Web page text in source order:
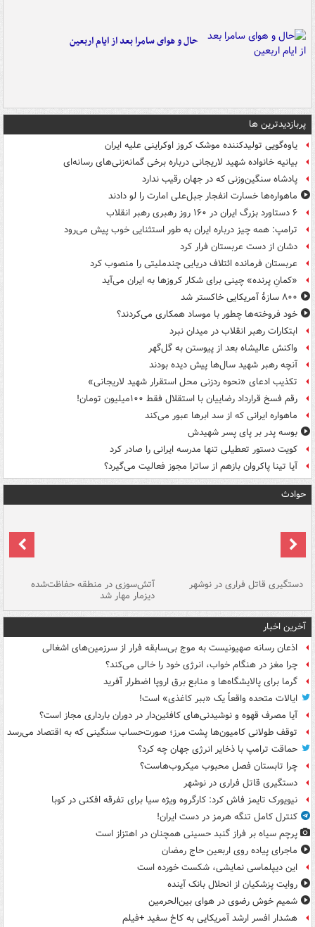
حال و هوای سامرا بعد از ایام اربعین
پربازدیدترین ها
یاوه‌گویی تولیدکننده موشک کروز اوکراینی علیه ایران
بیانیه خانواده شهید لاریجانی درباره برخی گمانه‌زنی‌های رسانه‌ای
پادشاه سنگین‌وزنی که در جهان رقیب ندارد
ماهواره‌ها خسارت انفجار جبل‌علی امارت را لو دادند
۶ دستاورد بزرگ ایران در ۱۶۰ روز رهبری رهبر انقلاب
ترامپ: همه چیز درباره ایران به طور استثنایی خوب پیش می‌رود
دشان از دست عربستان فرار کرد
عربستان فرمانده ائتلاف دریایی چندملیتی را منصوب کرد
«کمانِ پرنده» چینی برای شکار کروزها به ایران می‌آید
۸۰۰ سازۀ آمریکایی خاکستر شد
خود فروخته‌ها چطور با موساد همکاری می‌کردند؟
ابتکارات رهبر انقلاب در میدان نبرد
واکنش عالیشاه بعد از پیوستن به گل‌گهر
آنچه رهبر شهید سال‌ها پیش دیده بودند
تکذیب ادعای «نحوه ردزنی محل استقرار شهید لاریجانی»
رقم فسخ قرارداد رضاییان با استقلال فقط ۱۰۰میلیون تومان!
ماهواره ایرانی که از سد ابرها عبور می‌کند
بوسه‌ پدر بر پای پسر شهیدش
کویت دستور تعطیلی تنها مدرسه ایرانی را صادر کرد
آیا تینا پاکروان بازهم از ساترا مجوز فعالیت می‌گیرد؟
حوادث
دستگیری قاتل فراری در نوشهر آتش‌سوزی در منطقه حفاظت‌شده
دیزمار مهار شد
آخرین اخبار
اذعان رسانه صهیونیست به موج بی‌سابقه فرار از سرزمین‌های اشغالی
چرا مغز در هنگام خواب، انرژی خود را خالی می‌کند؟
گرما برای پالایشگاه‌ها و منابع برق اروپا اضطرار آفرید
ایالات متحده واقعاً یک «ببر کاغذی» است!
آیا مصرف قهوه و نوشیدنی‌های کافئین‌دار در دوران بارداری مجاز است؟
توقف طولانی کامیون‌ها پشت مرز؛ صورت‌حساب سنگینی که به اقتصاد می‌رسد
حماقت ترامپ با ذخایر انرژی جهان چه کرد؟
چرا تابستان فصل محبوب میکروب‌هاست؟
دستگیری قاتل فراری در نوشهر
نیویورک تایمز فاش کرد: کارگروه ویژه سیا برای تفرقه افکنی در کوبا
کنترل کامل تنگه هرمز در دست ایران!
پرچم سیاه بر فراز گنبد حسینی همچنان در اهتزاز است
ماجرای پیاده روی اربعین حاج رمضان
این دیپلماسی نمایشی، شکست خورده است
روایت پزشکیان از انحلال بانک آینده
شمیم خوش رضوی در هوای بین‌الحرمین
هشدار افسر ارشد آمریکایی به کاخ سفید +فیلم